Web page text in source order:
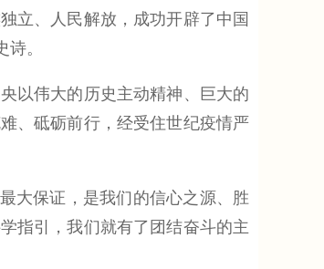
立、人民解放，成功开辟了中国
。
以伟大的历史主动精神、巨大的
、砥砺前行，经受住世纪疫情严
大保证，是我们的信心之源、胜
指引，我们就有了团结奋斗的主